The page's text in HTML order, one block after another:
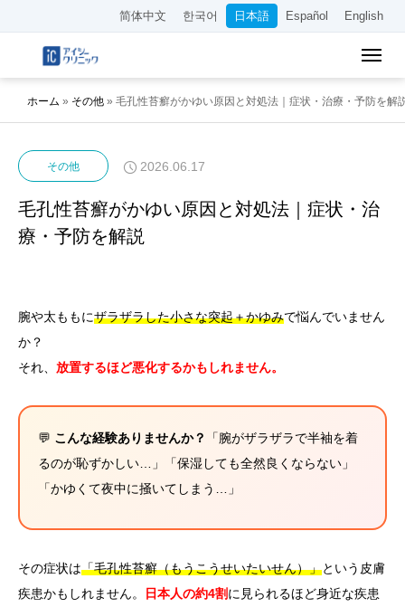
简体中文 한국어 日本語 Español English
ホーム » その他 » 毛孔性苔癬がかゆい原因と対処法｜症状・治療・予防を解
その他 2026.06.17
毛孔性苔癬がかゆい原因と対処法｜症状・治
療・予防を解説
腕や太ももにザラザラした小さな突起＋かゆみで悩んでいません
か？
それ、 放置するほど悪化するかもしれません。
💬 こんな経験ありませんか？
「腕がザラザラで半袖を着
るのが恥ずかしい…」「保湿しても全然良くならない」
「かゆくて夜中に掻いてしまう…」
その症状は「毛孔性苔癬（もうこうせいたいせん）」という皮膚
疾患かもしれません。
日本人の約4割に見られるほど身近な疾患